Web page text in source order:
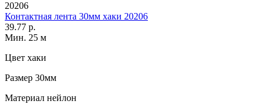
20206
Контактная лента 30мм хаки 20206
39.77 р.
Мин. 25 м
Цвет хаки
Размер 30мм
Материал нейлон